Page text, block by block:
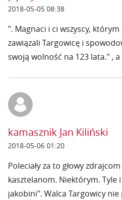
2018-05-05 08:38
". Magnaci i ci wszyscy,
zawiązali Targowicę i
swoją wolność na 123 lata." ,
kamasznik Jan Kiliński
2018-05-06 01:20
Poleciały za to głowy
kasztelanom. Niektórym. Tyle
jakobini". Walca Targowicy